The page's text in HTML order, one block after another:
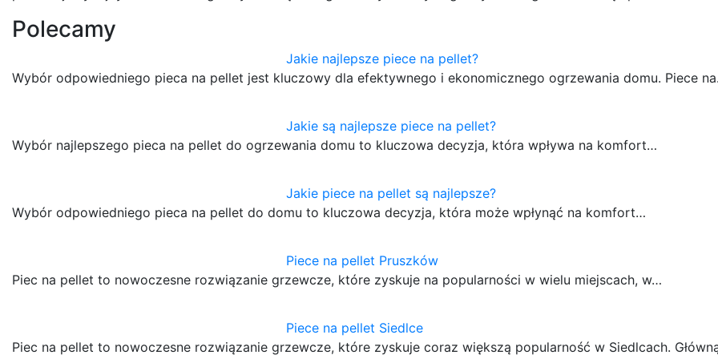
Polecamy
Jakie najlepsze piece na pellet?
Wybór odpowiedniego pieca na pellet jest kluczowy dla efektywnego i ekonomicznego ogrzewania domu. Piece
Jakie są najlepsze piece na pellet?
Wybór najlepszego pieca na pellet do ogrzewania domu to kluczowa decyzja, która wpływa na komfort…
Jakie piece na pellet są najlepsze?
Wybór odpowiedniego pieca na pellet do domu to kluczowa decyzja, która może wpłynąć na komfort…
Piece na pellet Pruszków
Piec na pellet to nowoczesne rozwiązanie grzewcze, które zyskuje na popularności w wielu miejscach, w…
Piece na pellet Siedlce
Piec na pellet to nowoczesne rozwiązanie grzewcze, które zyskuje coraz większą popularność w Siedlcach.